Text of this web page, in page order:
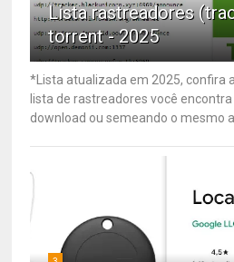
Lista rastreadores
torrent - 2025
*Lista atualizada em 2025, confira
lista de rastreadores você
download ou semeando o mesmo